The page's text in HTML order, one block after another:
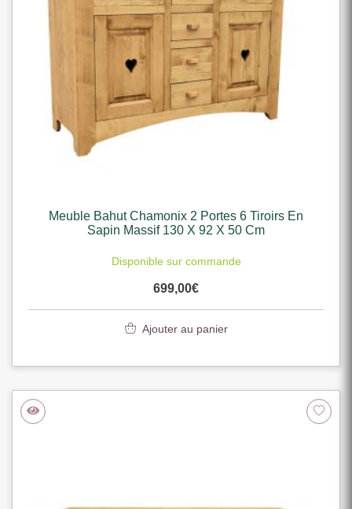
Meuble Bahut Chamonix 2 Portes 6 Tiroirs En
Sapin Massif 130 X 92 X 50 Cm
Disponible sur commande
699,00€
Ajouter au panier